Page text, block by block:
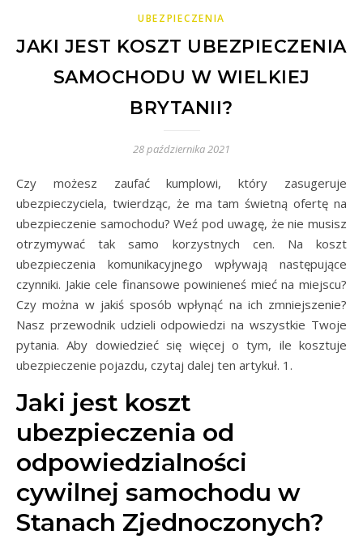
UBEZPIECZENIA
JAKI JEST KOSZT UBEZPIECZENIA
SAMOCHODU W WIELKIEJ
BRYTANII?
28 października 2021
Czy możesz zaufać kumplowi, który zasugeruje
ubezpieczyciela, twierdząc, że ma tam świetną ofertę na
ubezpieczenie samochodu? Weź pod uwagę, że nie musisz
otrzymywać tak samo korzystnych cen. Na koszt
ubezpieczenia komunikacyjnego wpływają następujące
czynniki. Jakie cele finansowe powinieneś mieć na miejscu?
Czy można w jakiś sposób wpłynąć na ich zmniejszenie?
Nasz przewodnik udzieli odpowiedzi na wszystkie Twoje
pytania. Aby dowiedzieć się więcej o tym, ile kosztuje
ubezpieczenie pojazdu, czytaj dalej ten artykuł. 1.
Jaki jest koszt
ubezpieczenia od
odpowiedzialności
cywilnej samochodu w
Stanach Zjednoczonych?